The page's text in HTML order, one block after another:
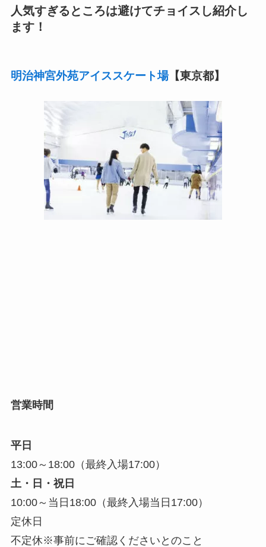
人気すぎるところは避けてチョイスし紹介し
ます！
明治神宮外苑アイススケート場【東京都】
営業時間
平日
13:00～18:00（最終入場17:00）
土・日・祝日
10:00～当日18:00（最終入場当日17:00）
定休日
不定休※事前にご確認くださいとのこと